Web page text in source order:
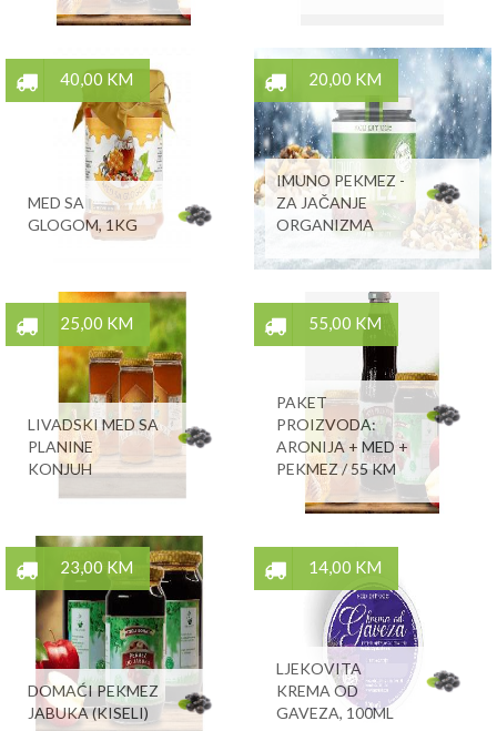
40,00 KM
MED SA
GLOGOM, 1KG
20,00 KM
IMUNO PEKMEZ -
ZA JAČANJE
ORGANIZMA
25,00 KM
LIVADSKI MED SA
PLANINE
KONJUH
55,00 KM
PAKET
PROIZVODA:
ARONIJA + MED +
PEKMEZ / 55 KM
23,00 KM
DOMAĆI PEKMEZ
JABUKA (KISELI)
14,00 KM
LJEKOVITA
KREMA OD
GAVEZA, 100ML